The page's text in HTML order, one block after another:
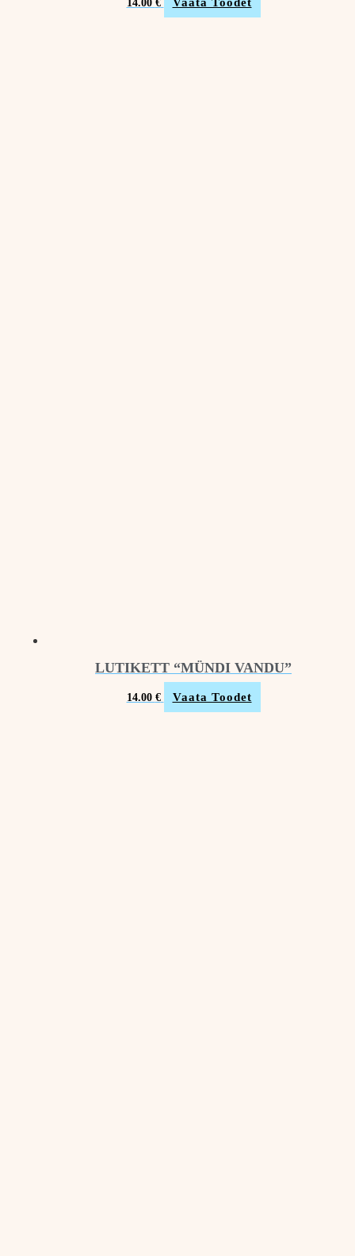
14.00 €
LUTIKETT “MÜNDI VANDU”
14.00 € Vaata Toodet